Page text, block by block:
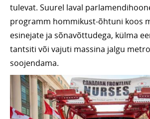
tulevat. Suurel laval
programm hommikust-õhtuni koos
esinejate ja sõnavõttudega, külma
tantsiti või vajuti massina jalgu
soojendama.